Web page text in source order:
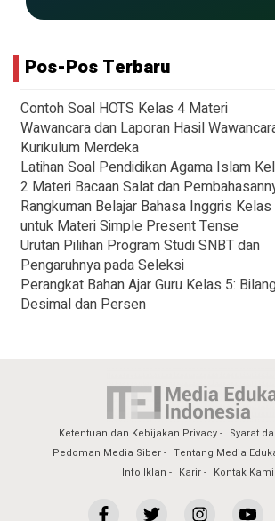
Pos-Pos Terbaru
Contoh Soal HOTS Kelas 4 Materi
Wawancara dan Laporan Hasil
Kurikulum Merdeka
Latihan Soal Pendidikan Agama Islam
2 Materi Bacaan Salat dan
Rangkuman Belajar Bahasa Inggris
untuk Materi Simple Present Tense
Urutan Pilihan Program Studi SNBT dan
Pengaruhnya pada Seleksi
Perangkat Bahan Ajar Guru Kelas 5:
Desimal dan Persen
Ketentuan dan Kebijakan Privacy
Syarat
Pedoman Media Siber
Tentang Media
Info Iklan
Karir Kontak Kami